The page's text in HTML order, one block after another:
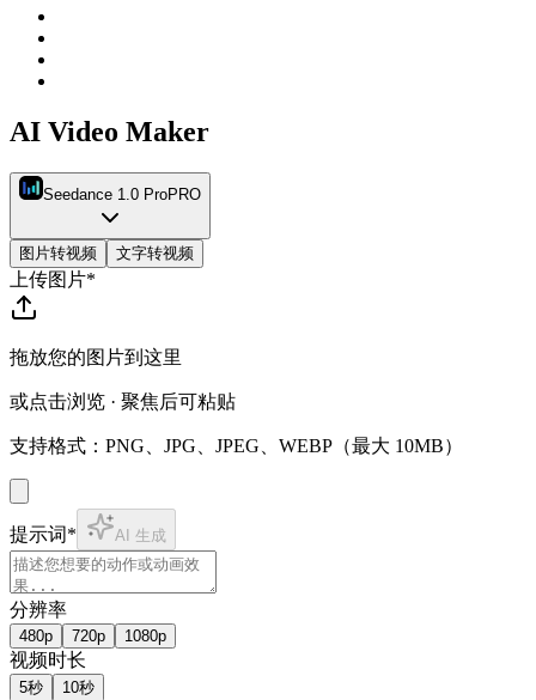
AI Video Maker
Seedance 1.0 ProPRO
图片转视频 文字转视频
上传图片*
拖放您的图片到这里
或点击浏览 · 聚焦后可粘贴
支持格式：PNG、JPG、JPEG、WEBP（最大 10MB）
提示词* AI 生成
分辨率
480p 720p 1080p
视频时长
5秒 10秒